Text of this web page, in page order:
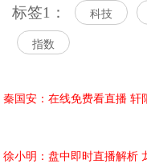
标签1： 科技
指数
秦国安：在线免费看直播 轩
徐小明：盘中即时直播解析